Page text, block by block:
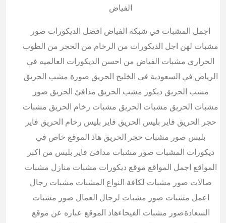
الفياض
اجمل المشبات في شبكة الفياض افضل الديكورات صور
مشبات لهن اجل الديكورات من الرخام من الحجر من الطوب
الحراري مشبات الفياض من احسن الديكورات العالميه في
الرياض في السعودية في الخليج الحريق صورة مشب الحريق
مشب الحريق ديكور مشب الحريق مدافئ الحريق صور
مشبات الحريق مشبات الحريق مشبات رخام الحريق مشبات
حجر الحريق فاير بليس الحريق فاير بليس رخام الحريق فاير
بليس صور مشبات حجر الحريق هاذ الموقع خاص في
ديكورات المشبات صور مشبات مدافئ فاير بليس من اكبر
المواقع اجمل المواقع موقع ديكورات مشبات منازل مشبات
صالات صور مشبات لكافة النواع المشبات مشبات رجال
اعمل مشبات صور مشبات لرجال العمال صور مشبات
السعادةصور مشبات الفيحاءهاذ الموقع عباره عن موقع